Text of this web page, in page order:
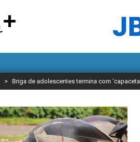
> Briga de adolescentes termina com